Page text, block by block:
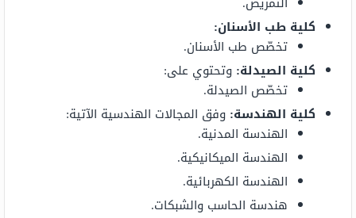
كلية طب الأسنان:
تخصّص طب الأسنان.
كلية الصيدلة: وتحتوي على:
تخصّص الصيدلة.
كلية الهندسة: وفق المجالات الهندسية الآتية:
الهندسة المدنية.
الهندسة الميكانيكية.
الهندسة الكهربائية.
هندسة الحاسب والشبكات.